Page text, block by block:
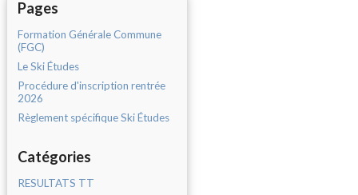
Pages
Formation Générale Commune
(FGC)
Le Ski Études
Procédure d'inscription rentrée
2026
Règlement spécifique Ski Études
Catégories
RESULTATS TT